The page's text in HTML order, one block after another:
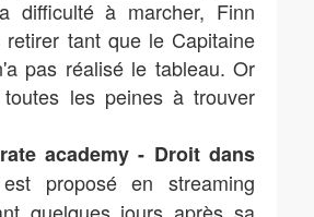
difficulté à marcher, Finn
tant que le Capitaine
pas réalisé le tableau. Or
les peines à trouver
academy - Droit dans
proposé en streaming